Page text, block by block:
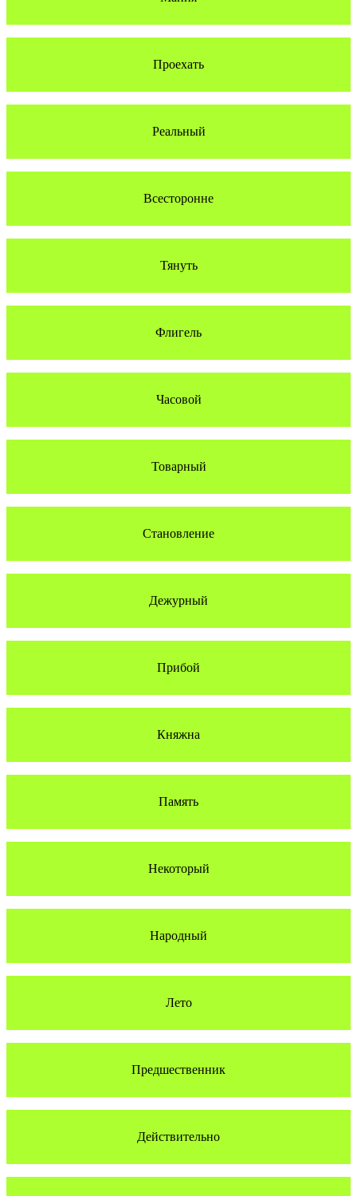
Проехать
Реальный
Всесторонне
Тянуть
Флигель
Часовой
Товарный
Становление
Дежурный
Прибой
Княжна
Память
Некоторый
Народный
Лето
Предшественник
Действительно